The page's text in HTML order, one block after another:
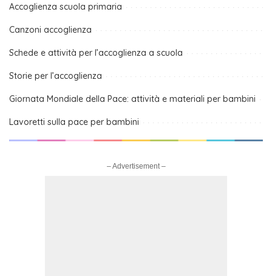
Accoglienza scuola primaria
Canzoni accoglienza
Schede e attività per l’accoglienza a scuola
Storie per l’accoglienza
Giornata Mondiale della Pace: attività e materiali per bambini
Lavoretti sulla pace per bambini
– Advertisement –